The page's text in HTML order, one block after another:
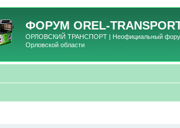
ФОРУМ OREL-
ОРЛОВСКИЙ ТРАНСПОРТ | Неофициальный форум
Орловской области